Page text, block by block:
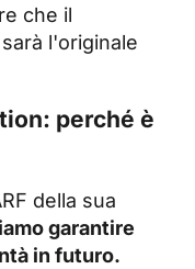
che il
l'originale
perché è
della sua
garantire
in futuro.